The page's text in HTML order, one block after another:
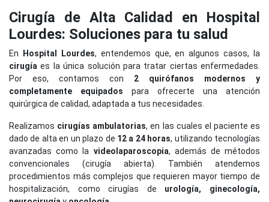
Cirugía de Alta Calidad en Hospital
Lourdes: Soluciones para tu salud
En Hospital Lourdes, entendemos que, en algunos casos, la
cirugía es la única solución para tratar ciertas enfermedades.
Por eso, contamos con 2 quirófanos modernos y
completamente equipados para ofrecerte una atención
quirúrgica de calidad, adaptada a tus necesidades.
Realizamos cirugías ambulatorias, en las cuales el paciente es
dado de alta en un plazo de 12 a 24 horas, utilizando tecnologías
avanzadas como la videolaparoscopia, además de métodos
convencionales (cirugía abierta). También atendemos
procedimientos más complejos que requieren mayor tiempo de
hospitalización, como cirugías de urología, ginecología,